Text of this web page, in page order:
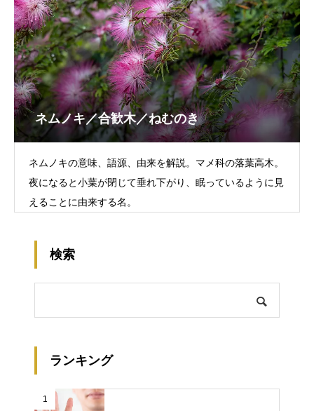
ネムノキ／合歓木／ねむのき
ネムノキの意味、語源、由来を解説。マメ科の落葉高木。
夜になると小葉が閉じて垂れ下がり、眠っているように見
えることに由来する名。
検索
ランキング
1